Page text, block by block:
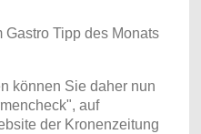
Gastro Tipp des Monats
können Sie daher nun
auf
der Kronenzeitung